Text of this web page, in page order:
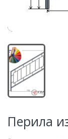
Перила